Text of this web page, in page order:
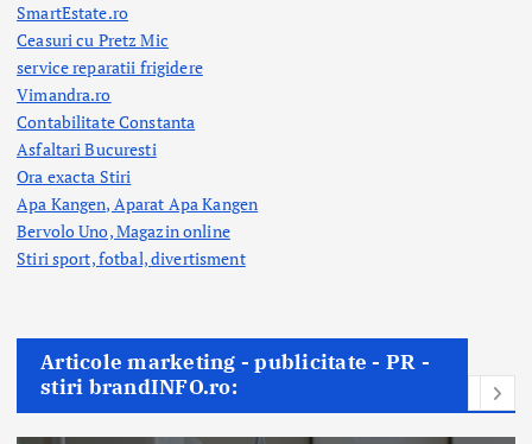
SmartEstate.ro
Ceasuri cu Pretz Mic
service reparatii frigidere
Vimandra.ro
Contabilitate Constanta
Asfaltari Bucuresti
Ora exacta Stiri
Apa Kangen, Aparat Apa Kangen
Bervolo Uno, Magazin online
Stiri sport, fotbal,divertisment
Articole marketing - publicitate - PR -
stiri brandINFO.ro: